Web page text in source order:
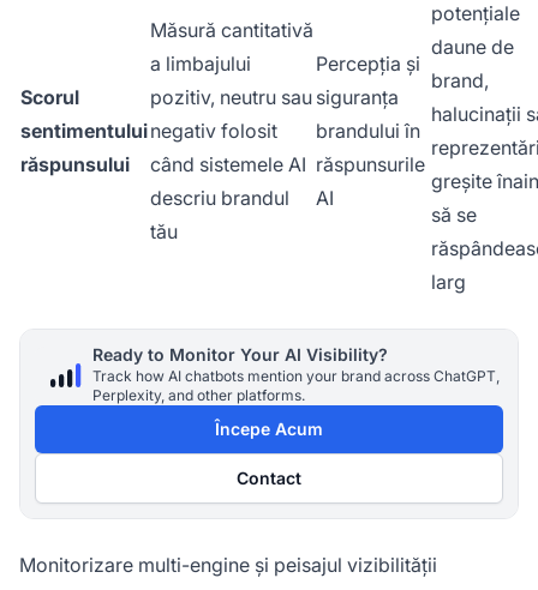
Scorul
sentimentului
răspunsului
Măsură cantitativă
a limbajului
pozitiv, neutru sau
negativ folosit
când sistemele AI
descriu brandul
tău
Percepția și
siguranța
brandului în
răspunsurile
AI
potențiale
daune de
brand,
halucinații
greșite
să se
larg
Ready to Monitor Your AI Visibility?
Track how AI chatbots mention your brand across ChatGPT,
Perplexity, and other platforms.
Începe Acum
Contact
Monitorizare multi-engine și peisajul vizibilității